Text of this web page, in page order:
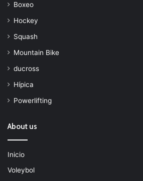
Boxeo
Hockey
Squash
Mountain Bike
ducross
Hípica
Powerlifting
About us
Inicio
Voleybol